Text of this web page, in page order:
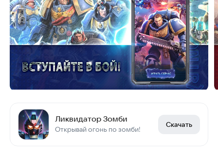
Ликвидатор Зомби
Открывай огонь по зомби!
Скачать